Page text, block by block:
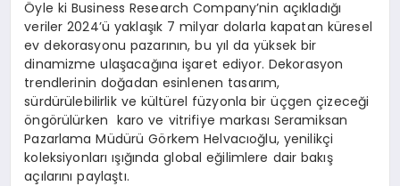
Öyle ki Business Research Company’nin açıkladığı
veriler 2024’ü yaklaşık 7 milyar dolarla kapatan küresel
ev dekorasyonu pazarının, bu yıl da yüksek bir
dinamizme ulaşacağına işaret ediyor. Dekorasyon
trendlerinin doğadan esinlenen tasarım,
sürdürülebilirlik ve kültürel füzyonla bir üçgen çizeceği
öngörülürken karo ve vitrifiye markası Seramiksan
Pazarlama Müdürü Görkem Helvacıoğlu, yenilikçi
koleksiyonları ışığında global eğilimlere dair bakış
açılarını paylaştı.